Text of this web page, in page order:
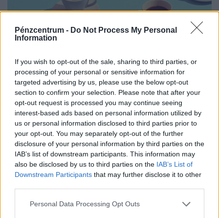
Pénzcentrum - Do Not Process My Personal
Information
If you wish to opt-out of the sale, sharing to third parties, or
processing of your personal or sensitive information for
targeted advertising by us, please use the below opt-out
section to confirm your selection. Please note that after your
opt-out request is processed you may continue seeing
interest-based ads based on personal information utilized by
us or personal information disclosed to third parties prior to
your opt-out. You may separately opt-out of the further
disclosure of your personal information by third parties on the
IAB’s list of downstream participants. This information may
also be disclosed by us to third parties on the IAB’s List of
Downstream Participants that may further disclose it to other
Personal Data Processing Opt Outs
Péntek reggeli túlélőcsomag: időjárás, hírek,
árfolyamok, névnap (2026. augusztus 7.)
A Pénzcentrum 2026. augusztus 7.-i hírösszefoglalója,
deviza árfolyamai, heti akciók és várható időjárás egy
helyen!